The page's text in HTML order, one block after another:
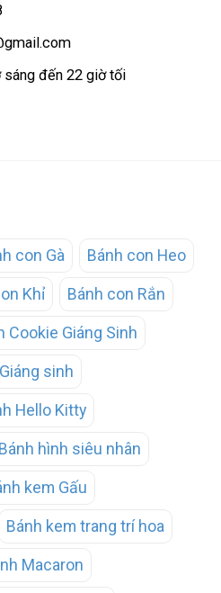
sáng đến 22 giờ tối
con Gà Bánh con Heo
Khỉ Bánh con Rắn
Cookie Giáng Sinh
sinh
Hello Kitty
Bánh hình siêu nhân
kem Gấu
Bánh kem trang trí hoa
Macaron